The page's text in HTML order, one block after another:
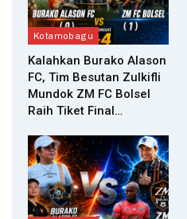
Kotamobagu
Kalahkan Burako Alason
FC, Tim Besutan Zulkifli
Mundok ZM FC Bolsel
Raih Tiket Final…